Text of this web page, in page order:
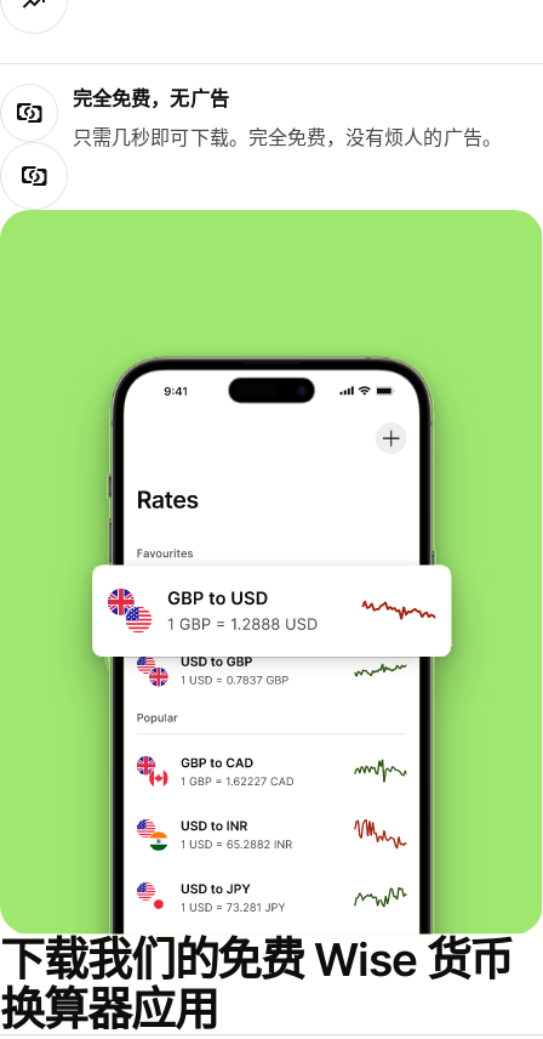
完全免费，无广告
只需几秒即可下载。完全免费，没有烦人的广告。
下载我们的免费 Wise 货币
换算器应用